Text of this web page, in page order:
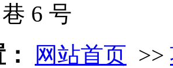
号
网站首页 >>